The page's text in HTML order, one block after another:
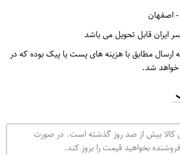
-اصفهان
ایران قابل تحویل می باشد
ارسال مطابق با هزینه های پست یا پیک بوده که در
خواهد شد.
کالا بیش از صد روز گذشته است. در صورت
فروشنده بخواهید قیمت را بروز کند.